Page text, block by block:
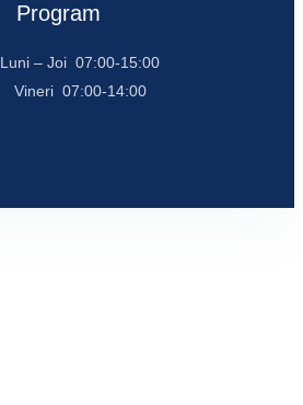
Program
Luni – Joi 07:00-15:00
Vineri 07:00-14:00